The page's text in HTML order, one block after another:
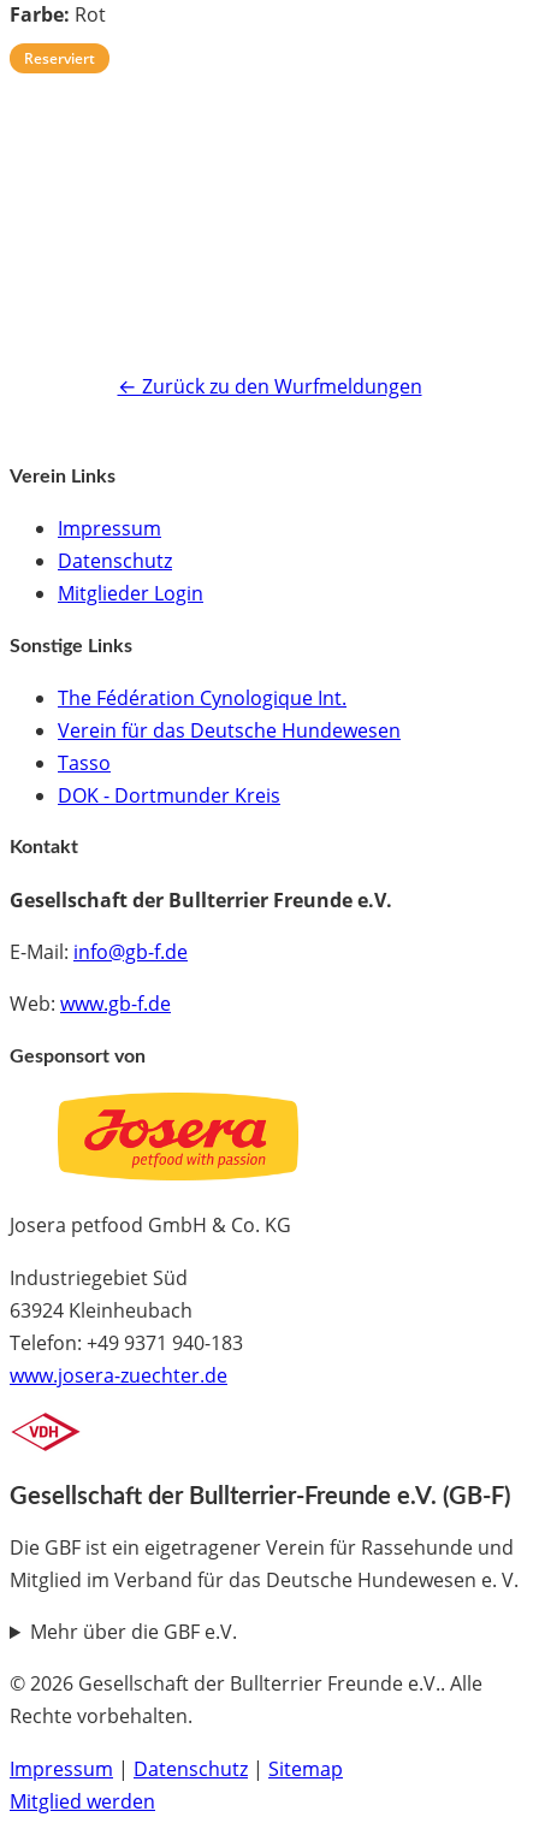
Farbe: Rot
Reserviert
← Zurück zu den Wurfmeldungen
Verein Links
Impressum
Datenschutz
Mitglieder Login
Sonstige Links
The Fédération Cynologique Int.
Verein für das Deutsche Hundewesen
Tasso
DOK - Dortmunder Kreis
Kontakt
Gesellschaft der Bullterrier Freunde e.V.
E-Mail: info@gb-f.de
Web: www.gb-f.de
Gesponsort von
Josera petfood GmbH & Co. KG
Industriegebiet Süd
63924 Kleinheubach
Telefon: +49 9371 940-183
www.josera-zuechter.de
Gesellschaft der Bullterrier-Freunde e.V. (GB-F)
Die GBF ist ein eigetragener Verein für Rassehunde und
Mitglied im Verband für das Deutsche Hundewesen e. V.
Mehr über die GBF e.V.
© 2026 Gesellschaft der Bullterrier Freunde e.V.. Alle
Rechte vorbehalten.
Impressum | Datenschutz | Sitemap
Mitglied werden